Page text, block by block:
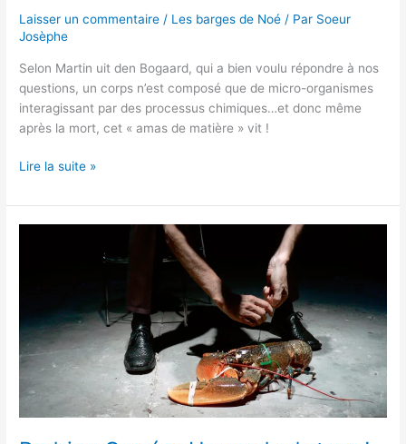
Laisser un commentaire / Les barges de Noé / Par Soeur
Josèphe
Selon Martin uit den Bogaard, qui a bien voulu répondre à nos
questions, un corps n’est composé que de micro-organismes
interagissant par des processus chimiques…et donc même
après la mort, cet « amas de matière » vit !
Lire la suite »
tuer
!